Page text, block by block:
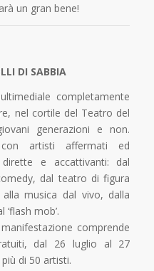
un gran bene!
DI SABBIA
completamente
nel cortile del Teatro del
generazioni e non.
artisti affermati ed
e accattivanti: dal
dal teatro di figura
musica dal vivo, dalla
mob’.
comprende
dal 26 luglio al 27
di 50 artisti.